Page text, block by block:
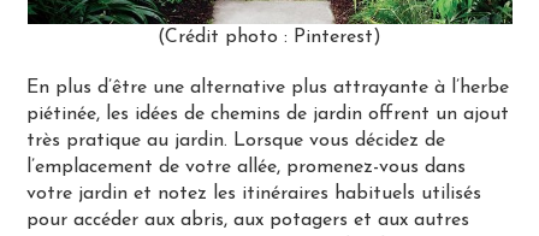
(Crédit photo : Pinterest)
En plus d’être une alternative plus attrayante à l’herbe
piétinée, les idées de chemins de jardin offrent un ajout
très pratique au jardin. Lorsque vous décidez de
l’emplacement de votre allée, promenez-vous dans
votre jardin et notez les itinéraires habituels utilisés
pour accéder aux abris, aux potagers et aux autres